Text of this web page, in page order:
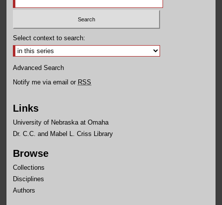
Select context to search:
Advanced Search
Notify me via email or RSS
Links
University of Nebraska at Omaha
Dr. C.C. and Mabel L. Criss Library
Browse
Collections
Disciplines
Authors